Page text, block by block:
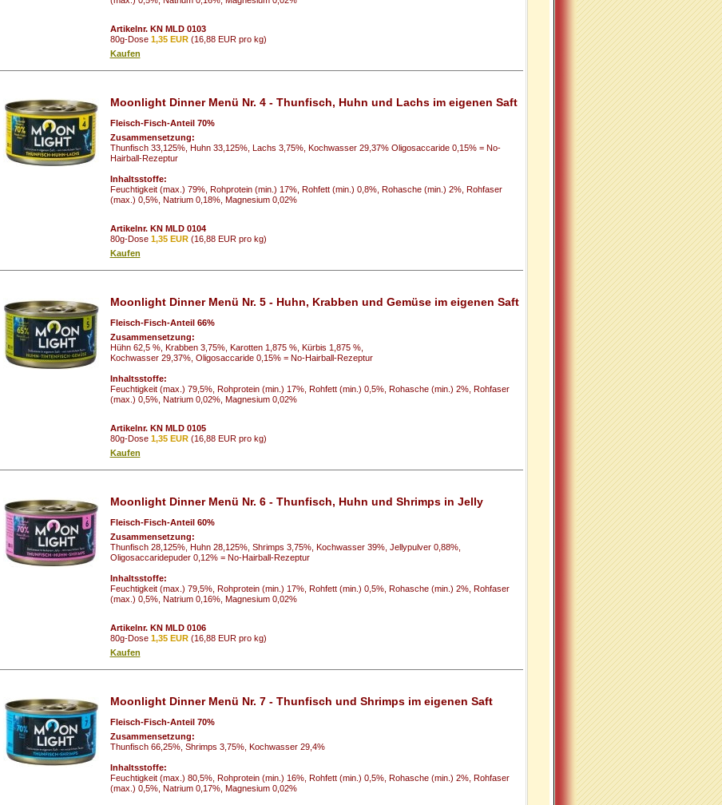
Artikelnr. KN MLD 0103
80g-Dose 1,35 EUR(16,88 EUR pro kg)
Kaufen
Moonlight Dinner Menü Nr. 4 - Thunfisch, Huhn und Lachs im eigenen Saft
Fleisch-Fisch-Anteil 70%
Zusammensetzung:
Thunfisch 33,125%, Huhn 33,125%, Lachs 3,75%, Kochwasser 29,37% Oligosaccaride 0,15% = No-
Hairball-Rezeptur
Inhaltsstoffe:
Feuchtigkeit (max.) 79%, Rohprotein (min.) 17%, Rohfett (min.) 0,8%, Rohasche (min.) 2%, Rohfaser
(max.) 0,5%, Natrium 0,18%, Magnesium 0,02%
Artikelnr. KN MLD 0104
80g-Dose 1,35 EUR(16,88 EUR pro kg)
Kaufen
Moonlight Dinner Menü Nr. 5 - Huhn, Krabben und Gemüse im eigenen Saft
Fleisch-Fisch-Anteil 66%
Zusammensetzung:
Hühn 62,5 %, Krabben 3,75%, Karotten 1,875 %, Kürbis 1,875 %,
Kochwasser 29,37%, Oligosaccaride 0,15% = No-Hairball-Rezeptur
Inhaltsstoffe:
Feuchtigkeit (max.) 79,5%, Rohprotein (min.) 17%, Rohfett (min.) 0,5%, Rohasche (min.) 2%, Rohfaser
(max.) 0,5%, Natrium 0,02%, Magnesium 0,02%
Artikelnr. KN MLD 0105
80g-Dose 1,35 EUR(16,88 EUR pro kg)
Kaufen
Moonlight Dinner Menü Nr. 6 - Thunfisch, Huhn und Shrimps in Jelly
Fleisch-Fisch-Anteil 60%
Zusammensetzung:
Thunfisch 28,125%, Huhn 28,125%, Shrimps 3,75%, Kochwasser 39%, Jellypulver 0,88%,
Oligosaccaridepuder 0,12% = No-Hairball-Rezeptur
Inhaltsstoffe:
Feuchtigkeit (max.) 79,5%, Rohprotein (min.) 17%, Rohfett (min.) 0,5%, Rohasche (min.) 2%, Rohfaser
(max.) 0,5%, Natrium 0,16%, Magnesium 0,02%
Artikelnr. KN MLD 0106
80g-Dose 1,35 EUR(16,88 EUR pro kg)
Kaufen
Moonlight Dinner Menü Nr. 7 - Thunfisch und Shrimps im eigenen Saft
Fleisch-Fisch-Anteil 70%
Zusammensetzung:
Thunfisch 66,25%, Shrimps 3,75%, Kochwasser 29,4%
Inhaltsstoffe:
Feuchtigkeit (max.) 80,5%, Rohprotein (min.) 16%, Rohfett (min.) 0,5%, Rohasche (min.) 2%, Rohfaser
(max.) 0,5%, Natrium 0,17%, Magnesium 0,02%